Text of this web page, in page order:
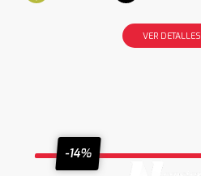
VER DETALLES
-14%